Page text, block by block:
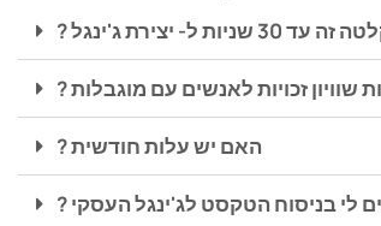
שניות ל- יצירת ג'ינגל
? האם יש עלות חודשית
לי בניסוח הטקסט לג'ינגל העסקי